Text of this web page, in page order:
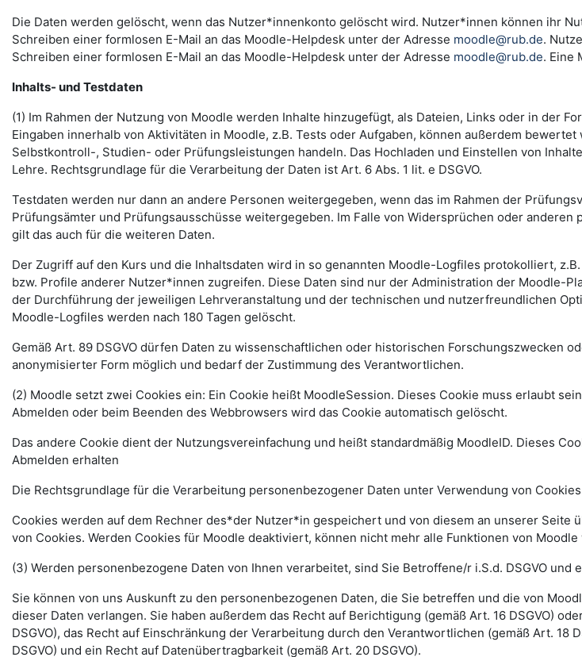
Die Daten werden gelöscht, wenn das Nutzer*innenkonto gelöscht wird. Nutzer*innen können ihr
Schreiben einer formlosen E-Mail an das Moodle-Helpdesk unter der Adresse moodle@rub.de.
Schreiben einer formlosen E-Mail an das Moodle-Helpdesk unter der Adresse moodle@rub.de. Eine
Inhalts- und Testdaten
(1) Im Rahmen der Nutzung von Moodle werden Inhalte hinzugefügt, als Dateien, Links oder in der
Eingaben innerhalb von Aktivitäten in Moodle, z.B. Tests oder Aufgaben, können außerdem
Selbstkontroll-, Studien- oder Prüfungsleistungen handeln. Das Hochladen und Einstellen von
Lehre. Rechtsgrundlage für die Verarbeitung der Daten ist Art. 6 Abs. 1 lit. e DSGVO.
Testdaten werden nur dann an andere Personen weitergegeben, wenn das im Rahmen der
Prüfungsämter und Prüfungsausschüsse weitergegeben. Im Falle von Widersprüchen oder
gilt das auch für die weiteren Daten.
Der Zugriff auf den Kurs und die Inhaltsdaten wird in so genannten Moodle-Logfiles protokolliert,
bzw. Profile anderer Nutzer*innen zugreifen. Diese Daten sind nur der Administration der Moodle-
der Durchführung der jeweiligen Lehrveranstaltung und der technischen und nutzerfreundlichen
Moodle-Logfiles werden nach 180 Tagen gelöscht.
Gemäß Art. 89 DSGVO dürfen Daten zu wissenschaftlichen oder historischen Forschungszwecken
anonymisierter Form möglich und bedarf der Zustimmung des Verantwortlichen.
(2) Moodle setzt zwei Cookies ein: Ein Cookie heißt MoodleSession. Dieses Cookie muss erlaubt
Abmelden oder beim Beenden des Webbrowsers wird das Cookie automatisch gelöscht.
Das andere Cookie dient der Nutzungsvereinfachung und heißt standardmäßig MoodleID. Dieses
Abmelden erhalten
Die Rechtsgrundlage für die Verarbeitung personenbezogener Daten unter Verwendung von Cookies
Cookies werden auf dem Rechner des*der Nutzer*in gespeichert und von diesem an unserer
von Cookies. Werden Cookies für Moodle deaktiviert, können nicht mehr alle Funktionen von
(3) Werden personenbezogene Daten von Ihnen verarbeitet, sind Sie Betroffene/r i.S.d. DSGVO
Sie können von uns Auskunft zu den personenbezogenen Daten, die Sie betreffen und die von
dieser Daten verlangen. Sie haben außerdem das Recht auf Berichtigung (gemäß Art. 16 DSGVO)
DSGVO), das Recht auf Einschränkung der Verarbeitung durch den Verantwortlichen (gemäß Art.
DSGVO) und ein Recht auf Datenübertragbarkeit (gemäß Art. 20 DSGVO).